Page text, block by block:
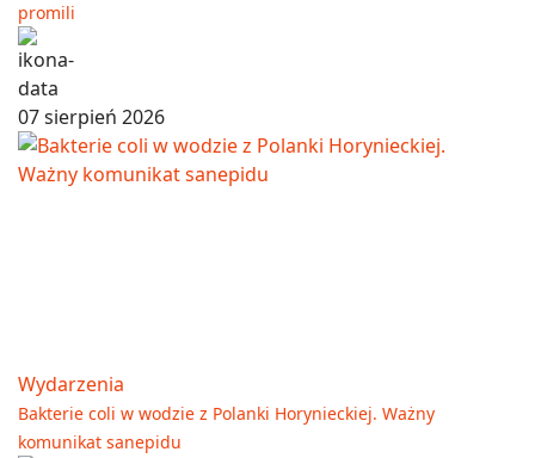
promili
07 sierpień 2026
Wydarzenia
Bakterie coli w wodzie z Polanki Horynieckiej. Ważny
komunikat sanepidu